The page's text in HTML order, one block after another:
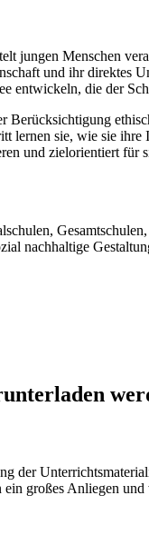
jungen Menschen
und ihr
entwickeln, die der
lernen sie, wie sie
und zielorientiert
nachhaltige
der
großes Anliegen